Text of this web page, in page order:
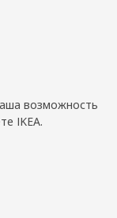
возможность
IKEA.